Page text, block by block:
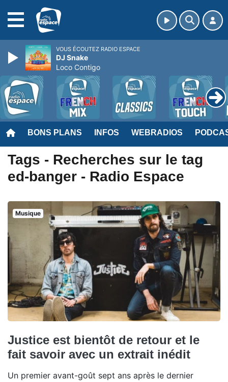
BONS PLANS INFOS WEBRADIOS
Tags - Recherches sur le tag
ed-banger - Radio Espace
Musique
Justice est bientôt de retour et le
fait savoir avec un extrait inédit
Un premier avant-goût sept ans après le dernier
VOUS ÉCOUTEZ RADIO ESPACE
DJ Snake
Loco Contigo